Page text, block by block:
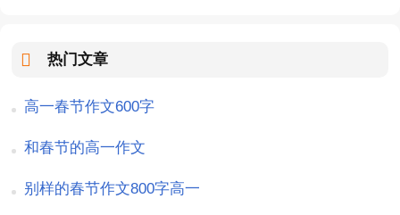
热门文章
高一春节作文600字
和春节的高一作文
别样的春节作文800字高一